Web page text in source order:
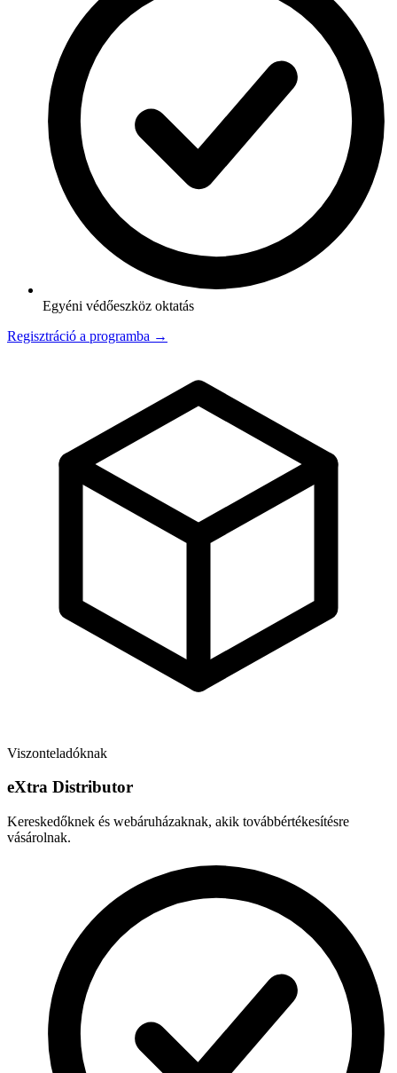
Egyéni védőeszköz oktatás
Regisztráció a programba →
Viszonteladóknak
eXtra Distributor
Kereskedőknek és webáruházaknak, akik továbbértékesítésre
vásárolnak.